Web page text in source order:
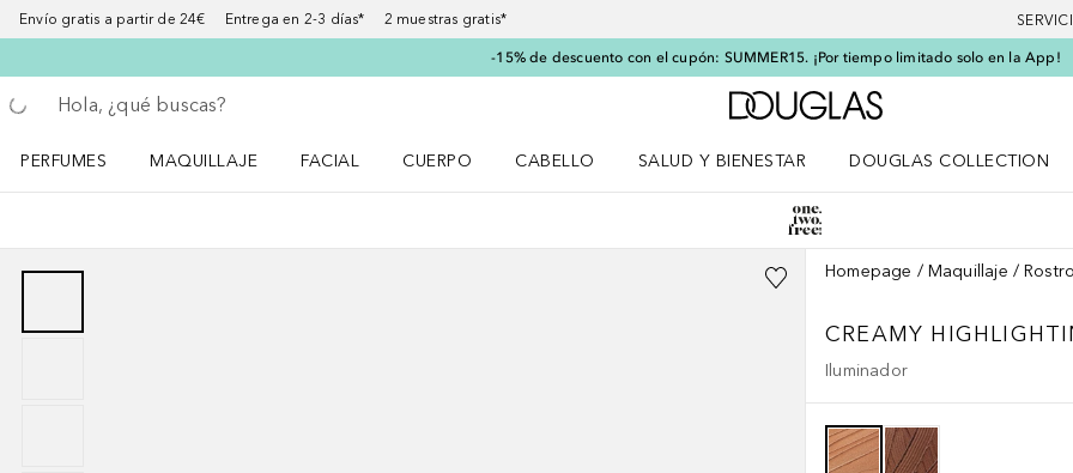
Envío gratis a partir de 24€ Entrega en 2-3 días* 2 muestras gratis*
-15% de descuento con el cupón: SUMMER15. ¡Por tiempo limitado solo en la App!
Regresar
Ejecutar búsqueda
A Douglas Home
PERFUMES
MAQUILLAJE
FACIAL
CUERPO
CABELLO
SALUD Y BIENESTAR
DOUGLAS COLLECTION
Homepage Maquillaje Rostro
CREAMY
Iluminador